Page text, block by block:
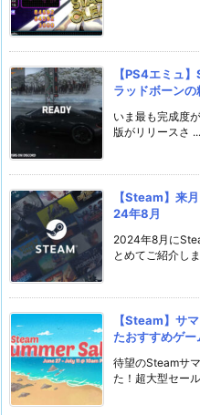
【PS4エミュ
ラッドボーン
いま最も完成度
版がリリースさ ...
【Steam】来
24年8月
2024年8月に
とめてご紹介し
【Steam】サ
たおすすめゲ
待望のSteamサ
た！超大型セー